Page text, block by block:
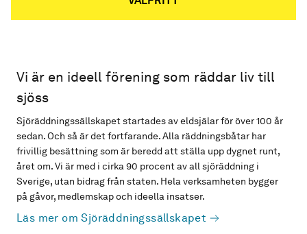
Vi är en ideell förening som räddar liv till
sjöss
Sjöräddningssällskapet startades av eldsjälar för över 100 år
sedan. Och så är det fortfarande. Alla räddningsbåtar har
frivillig besättning som är beredd att ställa upp dygnet runt,
året om. Vi är med i cirka 90 procent av all sjöräddning i
Sverige, utan bidrag från staten. Hela verksamheten bygger
på gåvor, medlemskap och ideella insatser.
Läs mer om Sjöräddningssällskapet